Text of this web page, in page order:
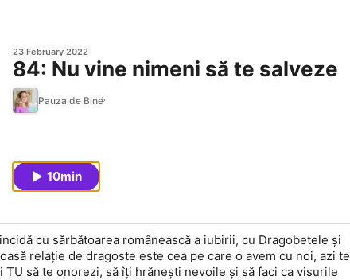
23 February 2022
84: Nu vine nimeni să te salveze
Pauza de Bine
10min
cu sărbătoarea românească a iubirii, cu Dragobetele și
relație de dragoste este cea pe care o avem cu noi, azi te
să te onorezi, să îți hrănești nevoile și să faci ca visurile